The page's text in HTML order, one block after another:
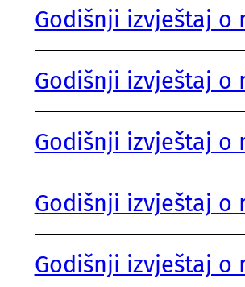
Godišnji izvještaj o
Godišnji izvještaj o
Godišnji izvještaj o
Godišnji izvještaj o
Godišnji izvještaj o